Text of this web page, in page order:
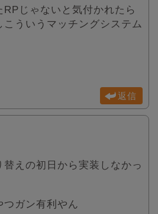
じゃないと気付かれたら
ういうマッチングシステム
返信
えの初日から実装しなかっ
つガン有利やん